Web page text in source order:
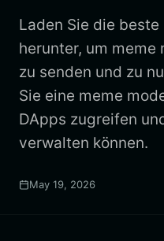
Laden Sie die
herunter, um meme
zu senden und zu
Sie eine meme
DApps zugreifen
verwalten können.
May 19, 2026